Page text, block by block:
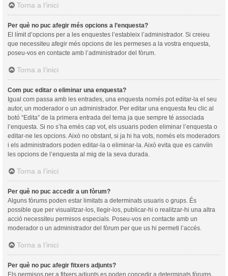
Torna a l’inici
Per què no puc afegir més opcions a l’enquesta?
El límit d’opcions per a les enquestes l’estableix l’administrador. Si creieu
que necessiteu afegir més opcions de les permeses a la vostra enquesta,
poseu-vos en contacte amb l’administrador del fòrum.
Torna a l’inici
Com puc editar o eliminar una enquesta?
Igual com passa amb les entrades, una enquesta només pot editar-la el seu
autor, un moderador o un administrador. Per editar una enquesta feu clic al
botó “Edita” de la primera entrada del tema ja que sempre té associada
l’enquesta. Si no s’ha emès cap vot, els usuaris poden eliminar l’enquesta o
editar-ne les opcions. Això no obstant, si ja hi ha vots, només els moderadors
i els administradors poden editar-la o eliminar-la. Això evita que es canvïin
les opcions de l’enquesta al mig de la seva durada.
Torna a l’inici
Per què no puc accedir a un fòrum?
Alguns fòrums poden estar limitats a determinats usuaris o grups. És
possible que per visualitzar-los, llegir-los, publicar-hi o realitzar-hi una altra
acció necessiteu permisos especials. Poseu-vos en contacte amb un
moderador o un administrador del fòrum per que us hi permeti l’accés.
Torna a l’inici
Per què no puc afegir fitxers adjunts?
Els permisos per a fitxers adjunts es poden concedir a determinats fòrums,